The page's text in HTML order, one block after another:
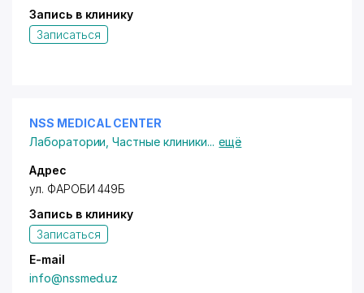
Запись в клинику
Записаться
NSS MEDICAL CENTER
Лаборатории ,Частные клиники... ещё
Адрес
ул. ФАРОБИ 449Б
Запись в клинику
Записаться
E-mail
info@nssmed.uz